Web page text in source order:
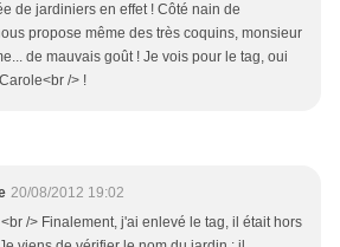
de jardiniers en effet ! Côté nain de
propose même des très coquins, monsieur
de mauvais goût ! Je vois pour le tag, oui
/> !
20/08/2012 19:02
/> Finalement, j'ai enlevé le tag, il était hors